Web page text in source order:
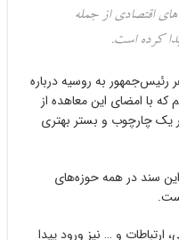
اقتصادی از جمله
کرده است.
رئیس‌جمهور به روسیه درباره
با امضای این معاهده از
یک چارچوب و بستر بهتری
سند در همه حوزه‌های
و … نیز ورود پیدا